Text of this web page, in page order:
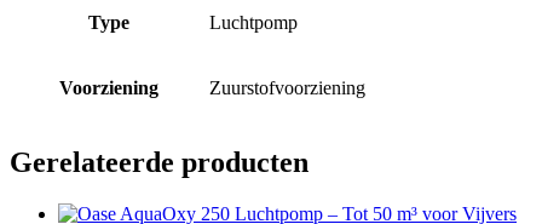
Type Luchtpomp
Voorziening Zuurstofvoorziening
Gerelateerde producten